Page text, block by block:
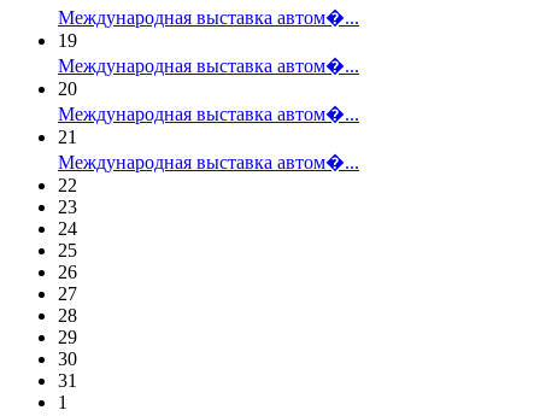
Международная выставка автом�...
19
Международная выставка автом�...
20
Международная выставка автом�...
21
Международная выставка автом�...
22
23
24
25
26
27
28
29
30
31
1